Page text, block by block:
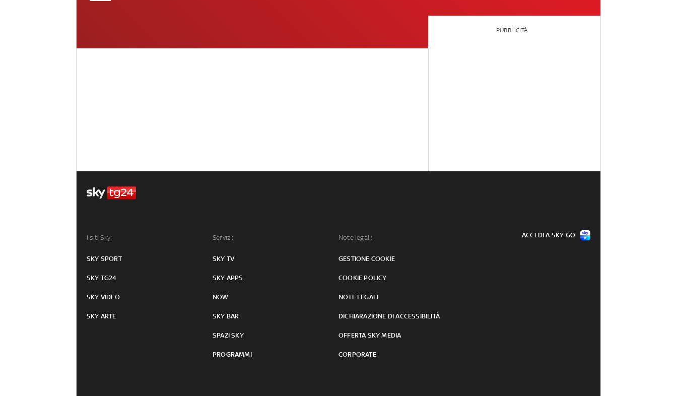
PUBBLICITÀ
I siti Sky:
SKY SPORT
SKY TG24
SKY VIDEO
SKY ARTE
Servizi:
SKY TV
SKY APPS
NOW
SKY BAR
SPAZI SKY
PROGRAMMI
Note legali:
GESTIONE COOKIE
COOKIE POLICY
NOTE LEGALI
DICHIARAZIONE DI ACCESSIBILITÀ
OFFERTA SKY MEDIA
CORPORATE
ACCEDI A SKY GO